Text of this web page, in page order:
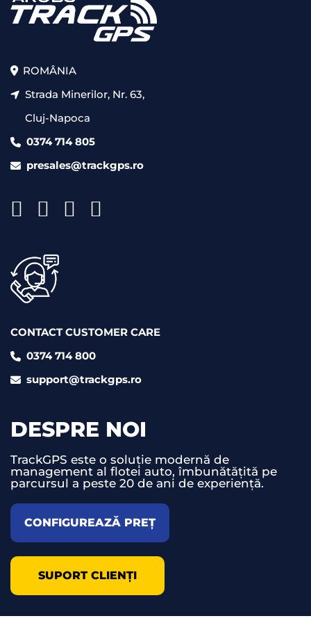
ROMÂNIA
Strada Minerilor, Nr. 63,
Cluj-Napoca
0374 714 805
presales@trackgps.ro
CONTACT CUSTOMER CARE
0374 714 800
support@trackgps.ro
DESPRE NOI
TrackGPS este o soluție modernă de
management al flotei auto, îmbunătățită pe
parcursul a peste 20 de ani de experiență.
CONFIGUREAZĂ PREȚ
SUPORT CLIENȚI